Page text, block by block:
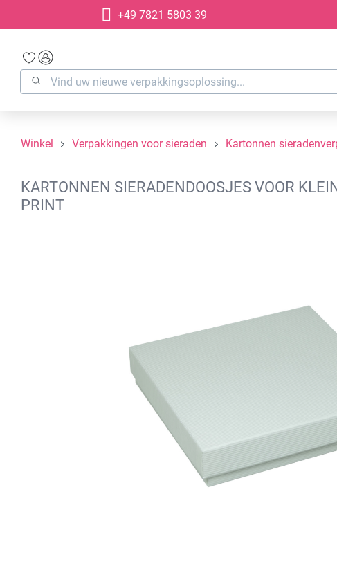
Ga naar de hoofdnavigatie
+49 7821 5803 39
Winkel Verpakkingen voor sieraden Kartonnen
KARTONNEN SIERADENDOOSJES VOOR
PRINT